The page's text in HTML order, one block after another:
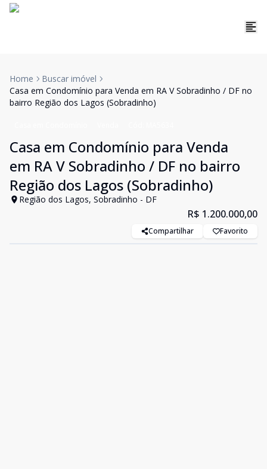
Home
Buscar imóvel
Casa em Condomínio para Venda em RA V Sobradinho / DF no
bairro Região dos Lagos (Sobradinho)
Casa em Condomínio para Venda
em RA V Sobradinho / DF no bairro
Região dos Lagos (Sobradinho)
Região dos Lagos, Sobradinho - DF
R$ 1.200.000,00
Compartilhar Favorito